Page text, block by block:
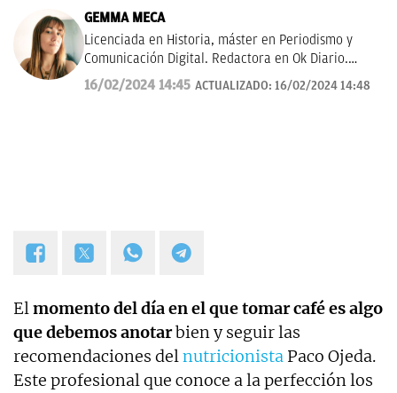
GEMMA MECA
Licenciada en Historia, máster en Periodismo y
Comunicación Digital. Redactora en Ok Diario.
Cuento historias, soy amante de los astros, sigo a la
luna, los TT de Twitter y las tendencias en moda.
16/02/2024 14:45 ACTUALIZADO: 16/02/2024 14:48
Elmomento del día en el que tomar café es algo
que debemos anotarbien y seguir las
recomendaciones delnutricionista Paco Ojeda.
Este profesional que conoce a la perfección los